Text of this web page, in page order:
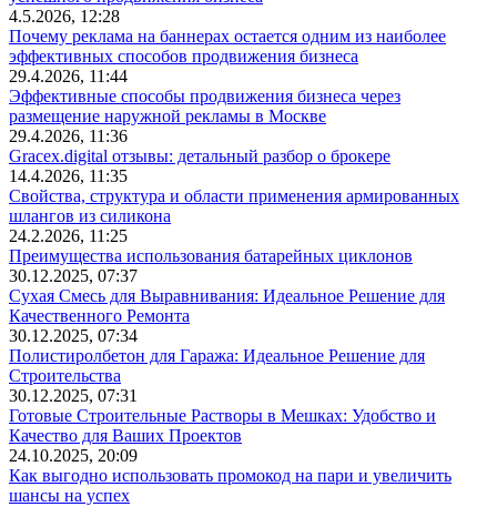
4.5.2026, 12:28
Почему реклама на баннерах остается одним из наиболее
эффективных способов продвижения бизнеса
29.4.2026, 11:44
Эффективные способы продвижения бизнеса через
размещение наружной рекламы в Москве
29.4.2026, 11:36
Gracex.digital отзывы: детальный разбор о брокере
14.4.2026, 11:35
Свойства, структура и области применения армированных
шлангов из силикона
24.2.2026, 11:25
Преимущества использования батарейных циклонов
30.12.2025, 07:37
Сухая Смесь для Выравнивания: Идеальное Решение для
Качественного Ремонта
30.12.2025, 07:34
Полистиролбетон для Гаража: Идеальное Решение для
Строительства
30.12.2025, 07:31
Готовые Строительные Растворы в Мешках: Удобство и
Качество для Ваших Проектов
24.10.2025, 20:09
Как выгодно использовать промокод на пари и увеличить
шансы на успех